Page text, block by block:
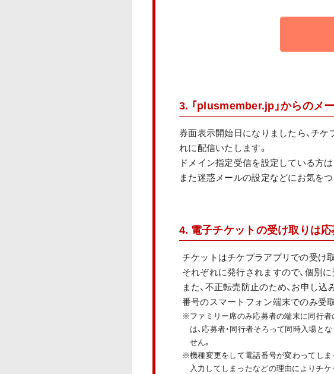
3. 「plusmember.jp」からのメ
券面表示開始日になりましたら、チ
れに配信いたします。
ドメイン指定受信を設定している方
また迷惑メールの設定などにお気をつ
4. 電子チケットの受け取りは
チケットはチケプラアプリでの受け
それぞれに発行されますので、個別
また、不正転売防止のため、お申し
番号のスマートフォン端末でのみ受
※ファミリー席のみ応募者の端末に同行者
は、応募者・同行者そろって同時入場と
せん。
※機種変更をして電話番号が変わってしま
入力してしまったなどの理由によりチ